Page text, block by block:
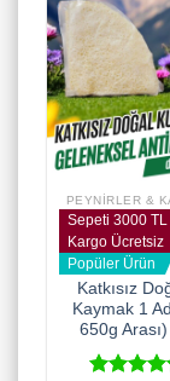
PEYNIRLER &
Sepeti 3000
Kargo Ücretsiz
Popüler Ürün
Katkısız
Kaymak 1
650g